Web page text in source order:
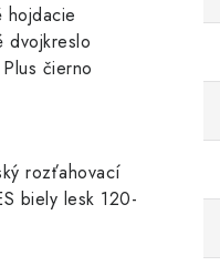
hojdacie
dvojkreslo
čierno
rozťahovací
biely lesk 120-